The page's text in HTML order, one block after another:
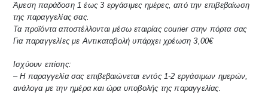
Άμεση παράδοση 1 έως 3 εργάσιμες ημέρες, από την επιβεβαίωση
της παραγγελίας σας.
Τα προϊόντα αποστέλλονται μέσω εταιρίας courier στην πόρτα σας
Για παραγγελίες με Αντικαταβολή υπάρχει χρέωση 3,00€
Ισχύουν επίσης:
– Η παραγγελία σας επιβεβαιώνεται εντός 1-2 εργάσιμων ημερών,
ανάλογα με την ημέρα και ώρα υποβολής της παραγγελίας.